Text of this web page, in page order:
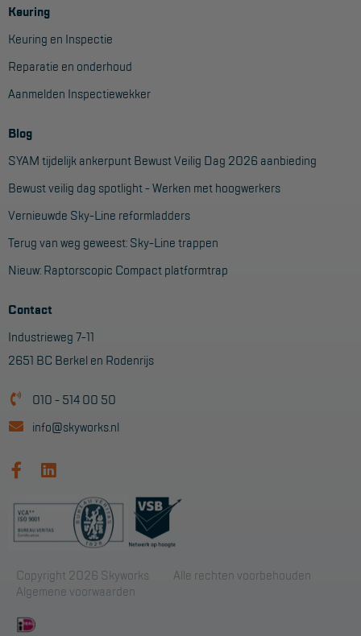
Keuring
Keuring en Inspectie
Reparatie en onderhoud
Aanmelden Inspectiewekker
Blog
SYAM tijdelijk ankerpunt Bewust Veilig Dag 2026 aanbieding
Bewust veilig dag spotlight - Werken met hoogwerkers
Vernieuwde Sky-Line reformladders
Terug van weg geweest: Sky-Line trappen
Nieuw: Raptorscopic Compact platformtrap
Contact
Industrieweg 7-11
2651 BC Berkel en Rodenrijs
010 - 514 00 50
info@skyworks.nl
Copyright 2026 Skyworks
Alle rechten voorbehouden
Algemene voorwaarden